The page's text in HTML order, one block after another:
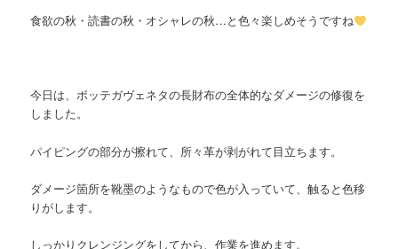
食欲の秋・読書の秋・オシャレの秋…と色々楽しめそうですね
今日は、ボッテガヴェネタの長財布の全体的なダメージの修復を
しました。
パイピングの部分が擦れて、所々革が剥がれて目立ちます。
ダメージ箇所を靴墨のようなもので色が入っていて、触ると色移
りがします。
しっかりクレンジングをしてから、作業を進めます。